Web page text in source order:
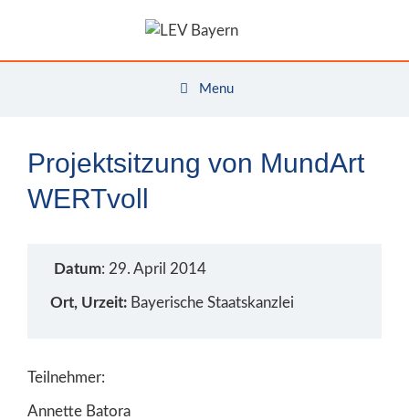
Menu
Projektsitzung von MundArt
WERTvoll
Datum: 29. April 2014
Ort, Urzeit: Bayerische Staatskanzlei
Teilnehmer:
Annette Batora